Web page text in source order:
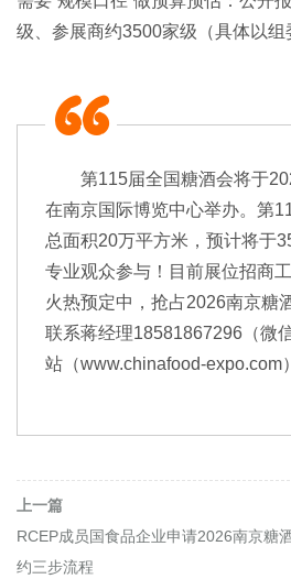
级、参展商约3500家级（具体以组
第115届全国糖酒会将于
在南京国际博览中心举办。第
总面积20万平方米，预计将于
专业观众参与！目前展位招商
火热预定中，抢占2026南京糖
联系蒋经理18581867296（微
站（www.chinafood-expo.com
上一篇
RCEP成员国食品企业申请2026南京糖
约三步流程